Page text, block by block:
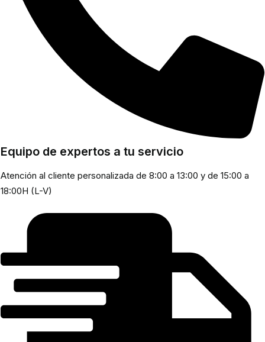
Equipo de expertos a tu servicio
Atención al cliente personalizada de 8:00 a 13:00 y de 15:00 a
18:00H (L-V)